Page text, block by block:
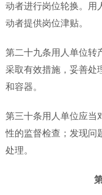
动者进行岗位轮换。用
动者提供岗位津贴。
第二十九条用人单位转
采取有效措施，妥善处
和容器。
第三十条用人单位应当
性的监督检查；发现问
处理。